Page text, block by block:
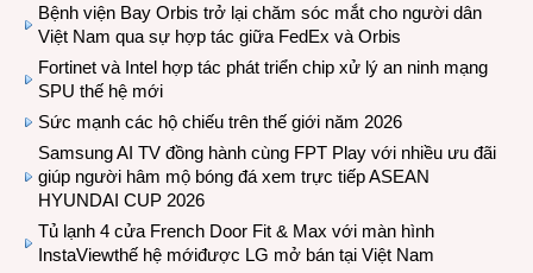
Bệnh viện Bay Orbis trở lại chăm sóc mắt cho người dân
Việt Nam qua sự hợp tác giữa FedEx và Orbis
Fortinet và Intel hợp tác phát triển chip xử lý an ninh mạng
SPU thế hệ mới
Sức mạnh các hộ chiếu trên thế giới năm 2026
Samsung AI TV đồng hành cùng FPT Play với nhiều ưu đãi
giúp người hâm mộ bóng đá xem trực tiếp ASEAN
HYUNDAI CUP 2026
Tủ lạnh 4 cửa French Door Fit & Max với màn hình
InstaViewthế hệ mớiđược LG mở bán tại Việt Nam